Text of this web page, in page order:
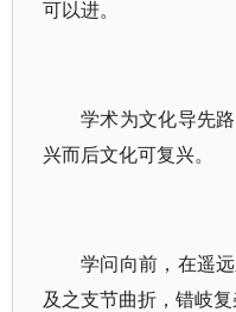
可以进。
学术为文化导先
兴而后文化可复兴。
学问向前，在遥
及之支节曲折，错岐复